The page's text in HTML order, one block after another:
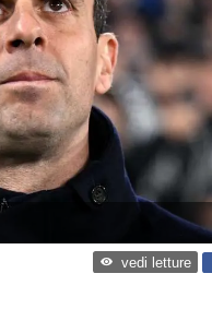
vedi letture